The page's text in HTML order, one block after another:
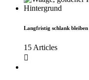
Langfristig schlank bleiben
15 Articles